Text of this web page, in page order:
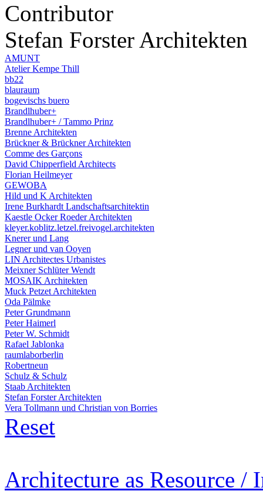
Contributor
Stefan Forster Architekten
AMUNT
Atelier Kempe Thill
bb22
blauraum
bogevischs buero
Brandlhuber+
Brandlhuber+ / Tammo Prinz
Brenne Architekten
Brückner & Brückner Architekten
Comme des Garçons
David Chipperfield Architects
Florian Heilmeyer
GEWOBA
Hild und K Architekten
Irene Burkhardt Landschaftsarchitektin
Kaestle Ocker Roeder Architekten
kleyer.koblitz.letzel.freivogel.architekten
Knerer und Lang
Legner und van Ooyen
LIN Architectes Urbanistes
Meixner Schlüter Wendt
MOSAIK Architekten
Muck Petzet Architekten
Oda Pälmke
Peter Grundmann
Peter Haimerl
Peter W. Schmidt
Rafael Jablonka
raumlaborberlin
Robertneun
Schulz & Schulz
Staab Architekten
Stefan Forster Architekten
Vera Tollmann und Christian von Borries
Reset
Architecture as Resource /